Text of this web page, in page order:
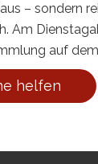
– sondern
Am
auf
helfen